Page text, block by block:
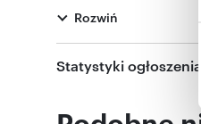
Czynsz: 1,00 zł/m2 +
tel.
601 pokaż
Oferta wysłana z
Rozwiń
Statystyki ogłoszenia: